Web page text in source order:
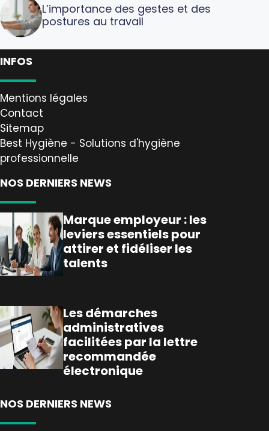
L’importance des gestes et des
postures au travail
INFOS
Mentions légales
Contact
Sitemap
Best Hygiène - Solutions d'hygiène
professionnelle
NOS DERNIERS NEWS
Marque employeur : les
leviers essentiels pour
attirer et fidéliser les
talents
Les démarches
administratives
facilitées par la lettre
recommandée
électronique
NOS DERNIERS NEWS